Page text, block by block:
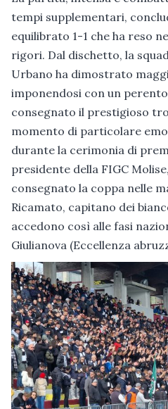
tempi supplementari,
equilibrato 1-1 che ha reso
rigori. Dal dischetto, la
Urbano ha dimostrato
imponendosi con un
consegnato il prestigioso
momento di particolare
durante la cerimonia di
presidente della FIGC
consegnato la coppa nelle
Ricamato, capitano dei
accedono così alle fasi
Giulianova (Eccellenza